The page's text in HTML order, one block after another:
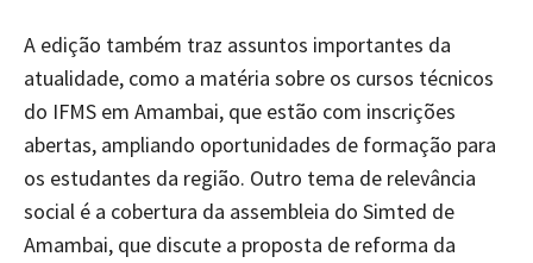
A edição também traz assuntos importantes da
atualidade, como a matéria sobre os cursos técnicos
do IFMS em Amambai, que estão com inscrições
abertas, ampliando oportunidades de formação para
os estudantes da região. Outro tema de relevância
social é a cobertura da assembleia do Simted de
Amambai, que discute a proposta de reforma da